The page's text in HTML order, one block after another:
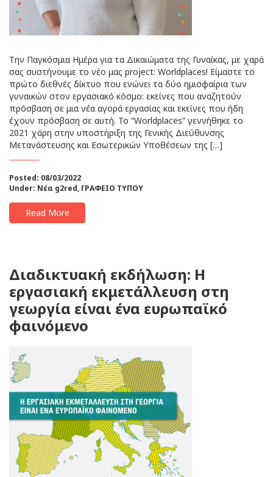
Tην Παγκόσμια Ημέρα για τα Δικαιώματα της Γυναίκας, με χαρά
σας συστήνουμε το νέο μας project: Worldplaces! Είμαστε το
πρώτο διεθνές δίκτυο που ενώνει τα δύο ημισφαίρια των
γυναικών στον εργασιακό κόσμο: εκείνες που αναζητούν
πρόσβαση σε μια νέα αγορά εργασίας και εκείνες που ήδη
έχουν πρόσβαση σε αυτή. Το “Worldplaces” γεννήθηκε το
2021 χάρη στην υποστήριξη της Γενικής Διεύθυνσης
Μετανάστευσης και Εσωτερικών Υποθέσεων της […]
Posted: 08/03/2022
Under: Νέα g2red, ΓΡΑΦΕΙΟ ΤΥΠΟΥ
Read More
Διαδικτυακή εκδήλωση: Η
εργασιακή εκμετάλλευση στη
γεωργία είναι ένα ευρωπαϊκό
φαινόμενο